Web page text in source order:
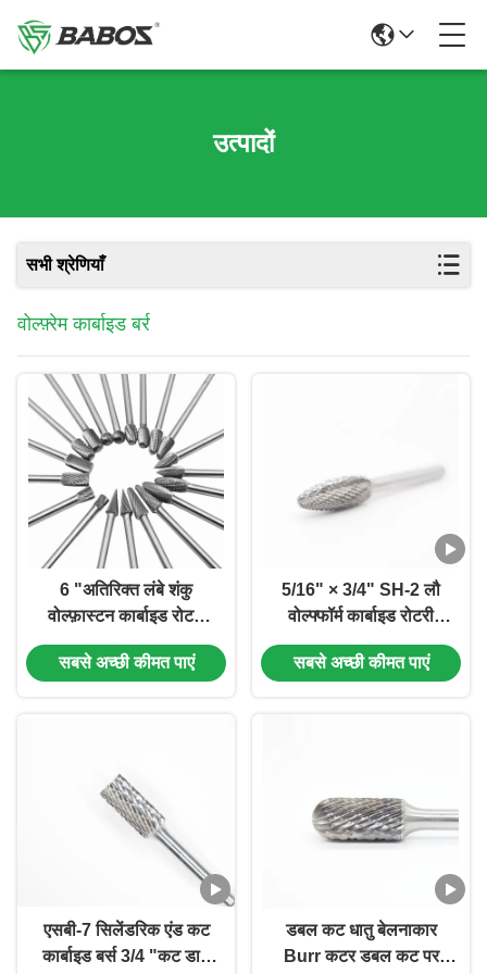
उत्पादों
सभी श्रेणियाँ
वोल्फ़्रेम कार्बाइड बर्र
6 "अतिरिक्त लंबे शंकु
वोल्फ़ास्टन कार्बाइड रोटरी
Burr 1/4" शंकु पर सेट लंबे
शंकु Burr
सबसे अच्छी कीमत पाएं
5/16" × 3/4" SH-2 लौ
वोल्फ्फॉर्म कार्बाइड रोटरी
फाइल 1/4" शंक लौ आकार
डबल कट रोटरी बर्न
सबसे अच्छी कीमत पाएं
एसबी-7 सिलेंडरिक एंड कट
कार्बाइड बर्स 3/4 "कट डाय
डबल कट धातु बेलनाकार
Burr कटर डबल कट पर